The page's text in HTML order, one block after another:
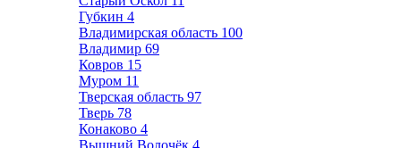
Губкин 4
Владимирская область 100
Владимир 69
Ковров 15
Муром 11
Тверская область 97
Тверь 78
Конаково 4
Вышний Волочёк 4